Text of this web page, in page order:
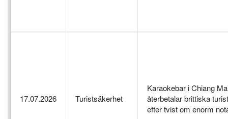
17.07.2026 Turistsäkerhet
Karaokebar i Chiang
återbetalar brittiska
efter tvist om enorm